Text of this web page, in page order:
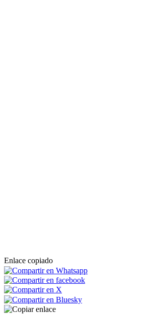
Enlace copiado